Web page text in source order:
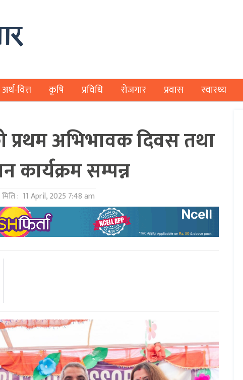
अर्थ-वित्त कृषि प्रविधि रोजगार प्रवास स्वास्थ्य
प्रथम अभिभावक दिवस तथा
कार्यक्रम सम्पन्न
: 11 April, 2025 7:48 am